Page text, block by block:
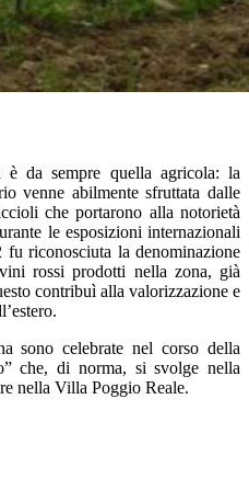
da sempre quella agricola: la
venne abilmente sfruttata dalle
che portarono alla notorietà
le esposizioni internazionali
riconosciuta la denominazione
rossi prodotti nella zona, già
contribuì alla valorizzazione e
sono celebrate nel corso della
che, di norma, si svolge nella
nella Villa Poggio Reale.